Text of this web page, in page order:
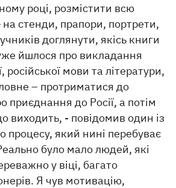
році, розмістити всю
стенди, прапори, портрети,
доглянути, якісь книги
йшлося про викладання
російської мови та літератури,
– протриматися до
приєднання до Росії, а потім
виходить, - повідомив один із
процесу, який нині перебуває
було мало людей, які
у віці, багато
Я чув мотивацію,